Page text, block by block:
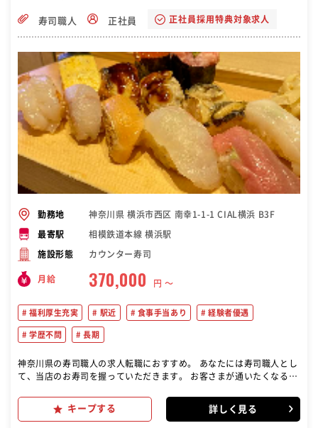
寿司職人 正社員 正社員採用特典対象求人
勤務地 神奈川県 横浜市西区 南幸1-1-1 CIAL横浜 B3F
最寄駅 相模鉄道本線 横浜駅
施設形態 カウンター寿司
月給 370,000 円 〜
福利厚生充実 駅近 食事手当あり 経験者優遇
学歴不問 長期
神奈川県の寿司職人の求人転職におすすめ。 あなたには寿司職人とし
て、当店のお寿司を握っていただきます。 お客さまが通いたくなるよ
ような業務にも取り組んでいただけます！ マネジメント業務 ■業績管
理（営業計画の⽴案と売上・利益等の管理） ■各種オペレーションの
キープする 詳しく見る